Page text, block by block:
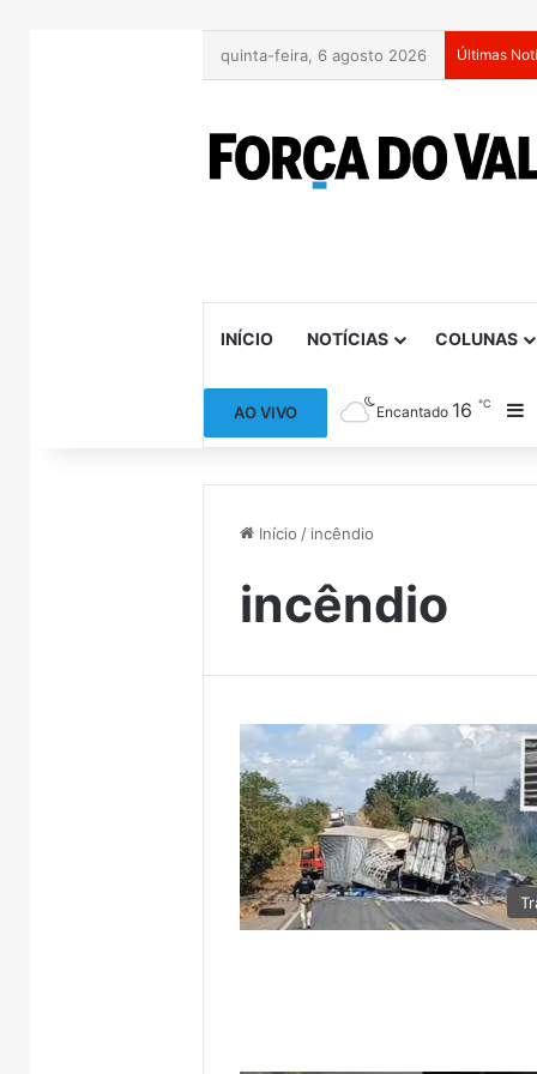
quinta-feira, 6 agosto 2026 Últimas
INÍCIO NOTÍCIAS COLUNAS
AO VIVO Encantado 16℃
Início / incêndio
incêndio